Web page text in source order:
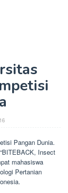
Pangan Dunia.
Insect
mahasiswa
Pertanian